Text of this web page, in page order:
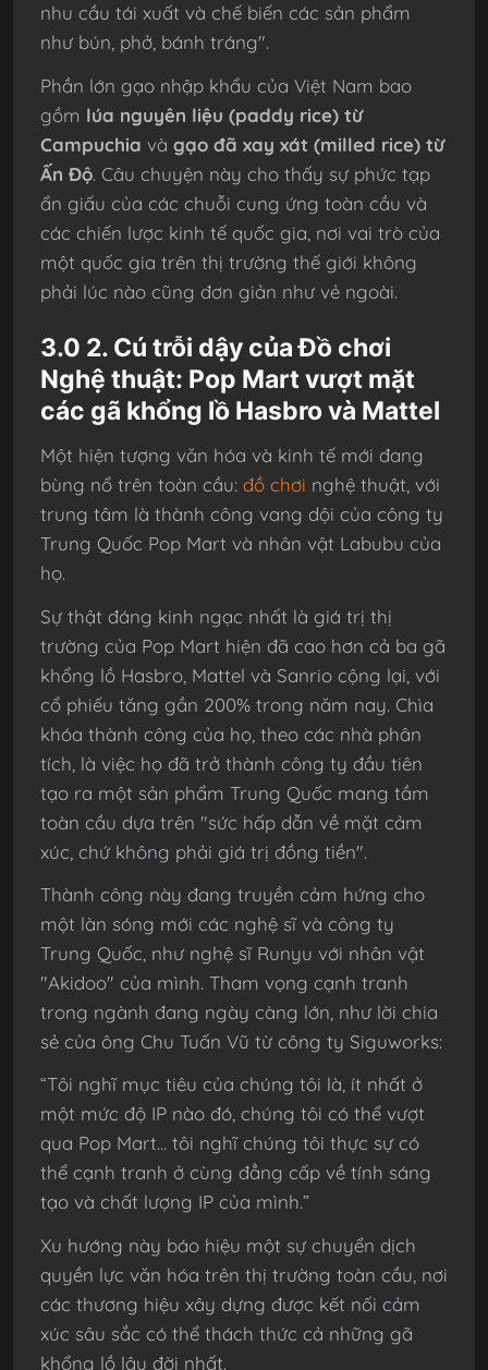
nhu cầu tái xuất và chế biến các sản phẩm
như bún, phở, bánh tráng".
Phần lớn gạo nhập khẩu của Việt Nam bao
gồm lúa nguyên liệu (paddy rice) từ
Campuchia và gạo đã xay xát (milled rice) từ
Ấn Độ. Câu chuyện này cho thấy sự phức tạp
ẩn giấu của các chuỗi cung ứng toàn cầu và
các chiến lược kinh tế quốc gia, nơi vai trò của
một quốc gia trên thị trường thế giới không
phải lúc nào cũng đơn giản như vẻ ngoài.
3.0 2. Cú trỗi dậy của Đồ chơi
Nghệ thuật: Pop Mart vượt mặt
các gã khổng lồ Hasbro và Mattel
Một hiện tượng văn hóa và kinh tế mới đang
bùng nổ trên toàn cầu: đồ chơi nghệ thuật, với
trung tâm là thành công vang dội của công ty
Trung Quốc Pop Mart và nhân vật Labubu của
họ.
Sự thật đáng kinh ngạc nhất là giá trị thị
trường của Pop Mart hiện đã cao hơn cả ba gã
khổng lồ Hasbro, Mattel và Sanrio cộng lại, với
cổ phiếu tăng gần 200% trong năm nay. Chìa
khóa thành công của họ, theo các nhà phân
tích, là việc họ đã trở thành công ty đầu tiên
tạo ra một sản phẩm Trung Quốc mang tầm
toàn cầu dựa trên "sức hấp dẫn về mặt cảm
xúc, chứ không phải giá trị đồng tiền".
Thành công này đang truyền cảm hứng cho
một làn sóng mới các nghệ sĩ và công ty
Trung Quốc, như nghệ sĩ Runyu với nhân vật
"Akidoo" của mình. Tham vọng cạnh tranh
trong ngành đang ngày càng lớn, như lời chia
sẻ của ông Chu Tuấn Vũ từ công ty Siguworks:
“Tôi nghĩ mục tiêu của chúng tôi là, ít nhất ở
một mức độ IP nào đó, chúng tôi có thể vượt
qua Pop Mart... tôi nghĩ chúng tôi thực sự có
thể cạnh tranh ở cùng đẳng cấp về tính sáng
tạo và chất lượng IP của mình.”
Xu hướng này báo hiệu một sự chuyển dịch
quyền lực văn hóa trên thị trường toàn cầu, nơi
các thương hiệu xây dựng được kết nối cảm
xúc sâu sắc có thể thách thức cả những gã
khổng lồ lâu đời nhất.